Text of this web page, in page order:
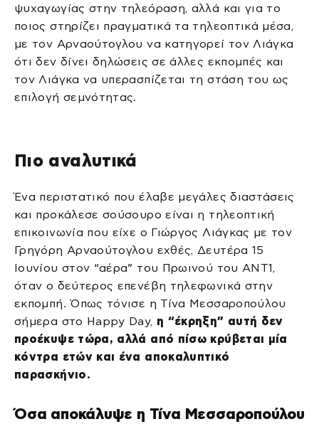
ψυχαγωγίας στην τηλεόραση, αλλά και για το
ποιος στηρίζει πραγματικά τα τηλεοπτικά μέσα,
με τον Αρναούτογλου να κατηγορεί τον Λιάγκα
ότι δεν δίνει δηλώσεις σε άλλες εκπομπές και
τον Λιάγκα να υπερασπίζεται τη στάση του ως
επιλογή σεμνότητας.
Πιο αναλυτικά
Ένα περιστατικό που έλαβε μεγάλες διαστάσεις
και προκάλεσε σούσουρο είναι η τηλεοπτική
επικοινωνία που είχε ο Γιώργος Λιάγκας με τον
Γρηγόρη Αρναούτογλου εχθές, Δευτέρα 15
Ιουνίου στον “αέρα” του Πρωινού του ΑΝΤ1,
όταν ο δεύτερος επενέβη τηλεφωνικά στην
εκπομπή. Όπως τόνισε η Τίνα Μεσσαροπούλου
σήμερα στο Happy Day, η “έκρηξη” αυτή δεν
προέκυψε τώρα, αλλά από πίσω κρύβεται μία
κόντρα ετών και ένα αποκαλυπτικό
παρασκήνιο.
Όσα αποκάλυψε η Τίνα Μεσσαροπούλου